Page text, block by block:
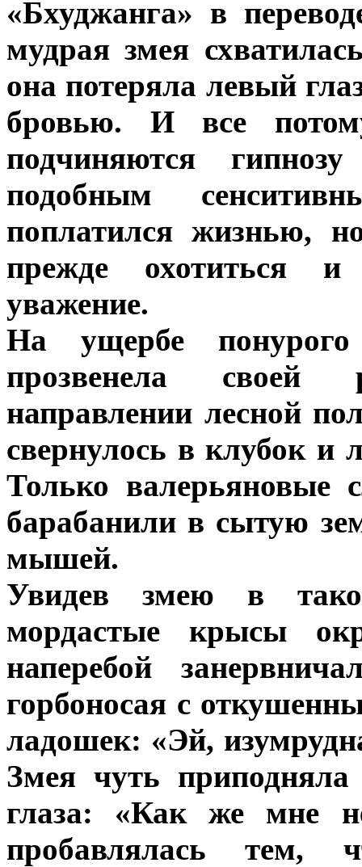
«Бхуджанга» в
мудрая змея
она потеряла левый
бровью. И все
подчиняются
подобным
поплатился жизнью,
прежде охотиться и
уважение.
На ущербе
прозвенела своей
направлении лесной
свернулось в клубок и
Только валерьяновые
барабанили в сытую
мышей.
Увидев змею в
мордастые крысы
наперебой
горбоносая с
ладошек: «Эй,
Змея чуть приподняла
глаза: «Как же мне
пробавлялась тем,